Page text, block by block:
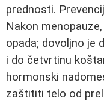
prednosti.
Nakon
opada; dovoljno je
i do četvrtinu
hormonski
zaštititi telo od